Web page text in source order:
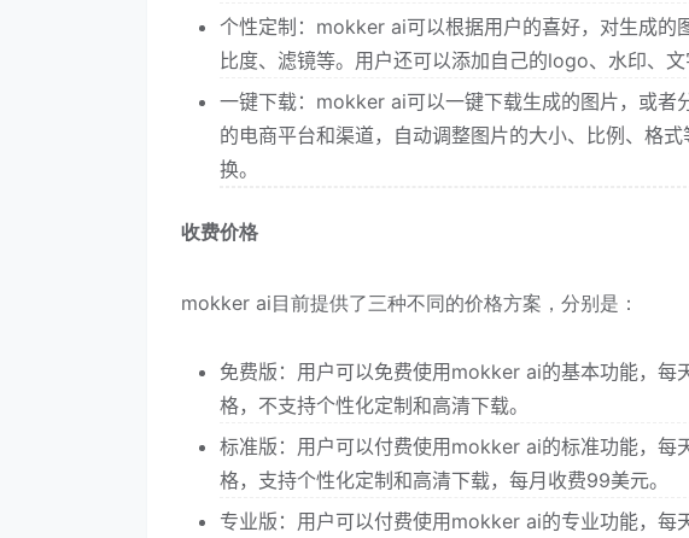
个性定制：mokker ai可以根据用户的喜好，对生成的
比度、滤镜等。用户还可以添加自己的logo、水印、
一键下载：mokker ai可以一键下载生成的图片，或
的电商平台和渠道，自动调整图片的大小、比例、格
换。
收费价格
mokker ai目前提供了三种不同的价格方案，分别是：
免费版：用户可以免费使用mokker ai的基本功能，每
格，不支持个性化定制和高清下载。
标准版：用户可以付费使用mokker ai的标准功能，每
格，支持个性化定制和高清下载，每月收费99美元。
专业版：用户可以付费使用mokker ai的专业功能，每